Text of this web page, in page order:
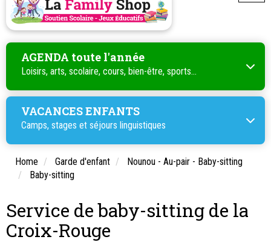
AGENDA toute l'année
Loisirs, arts, scolaire, cours, bien-être, sports...
VACANCES ENFANTS
Camps, stages et séjours linguistiques
Home Garde d'enfant
Nounou - Au-pair - Baby-sitting
Baby-sitting
Service de baby-sitting de la
Croix-Rouge